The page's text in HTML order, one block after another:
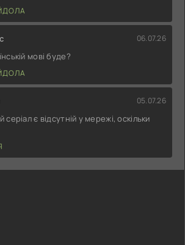
06.07.26
мові буде?
05.07.26
серіал є відсутній у мережі, оскільки